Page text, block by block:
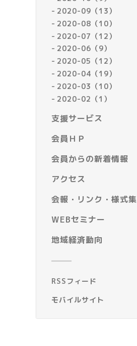
2020-09（13）
2020-08（10）
2020-07（12）
2020-06（9）
2020-05（12）
2020-04（19）
2020-03（10）
2020-02（1）
支援サービス
会員ＨＰ
会員からの新着情報
アクセス
会報・リンク・様式集
WEBセミナー
地域経済動向
RSSフィード
モバイルサイト